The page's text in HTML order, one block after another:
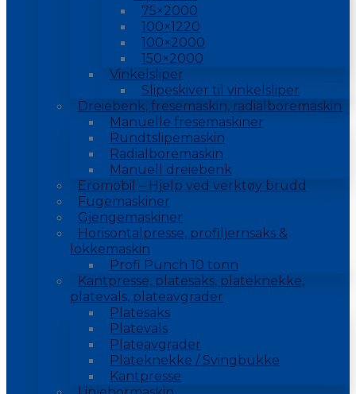
75×2000
100×1220
100×2000
150×2000
Vinkelsliper
Slipeskiver til vinkelsliper
Dreiebenk, fresemaskin, radialboremaskin
Manuelle fresemaskiner
Rundtslipemaskin
Radialboremaskin
Manuell dreiebenk
Eromobil – Hjelp ved verktøy brudd
Fugemaskiner
Gjengemaskiner
Horisontalpresse, profiljernsaks &
lokkemaskin
Profi Punch 10 tonn
Kantpresse, platesaks, plateknekke,
platevals, plateavgrader
Platesaks
Platevals
Plateavgrader
Plateknekke / Svingbukke
Kantpresse